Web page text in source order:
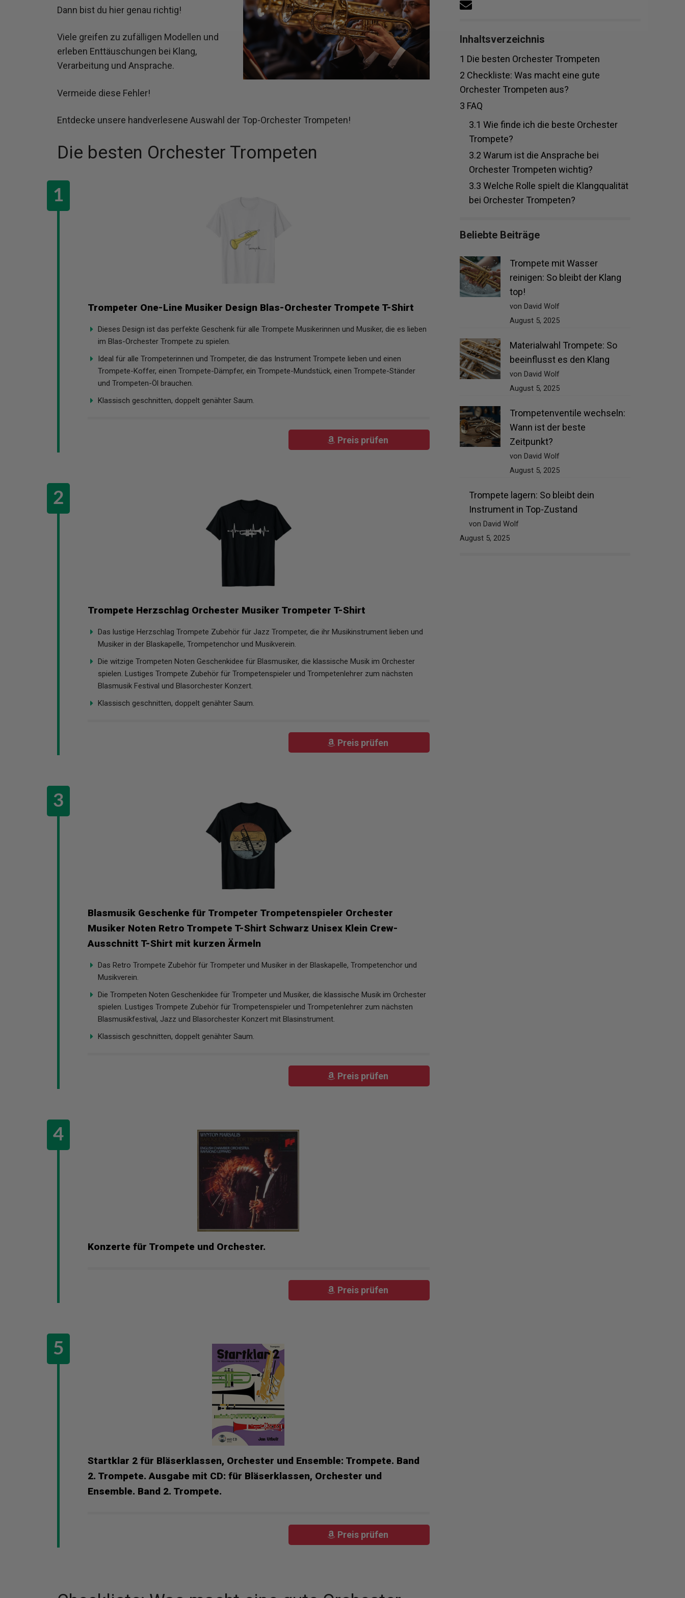
Dann bist du hier genau richtig!
Viele greifen zu zufälligen Modellen und
erleben Enttäuschungen bei Klang,
Verarbeitung und Ansprache.
Vermeide diese Fehler!
Entdecke unsere handverlesene Auswahl der Top-Orchester Trompeten!
Die besten Orchester Trompeten
Trompeter One-Line Musiker Design Blas-Orchester Trompete T-Shirt
Dieses Design ist das perfekte Geschenk für alle Trompete Musikerinnen und Musiker, die es lieben
im Blas-Orchester Trompete zu spielen.
Ideal für alle Trompeterinnen und Trompeter, die das Instrument Trompete lieben und einen
Trompete-Koffer, einen Trompete-Dämpfer, ein Trompete-Mundstück, einen Trompete-Ständer
und Trompeten-Öl brauchen.
Klassisch geschnitten, doppelt genähter Saum.
Preis prüfen
Trompete Herzschlag Orchester Musiker Trompeter T-Shirt
Das lustige Herzschlag Trompete Zubehör für Jazz Trompeter, die ihr Musikinstrument lieben und
Musiker in der Blaskapelle, Trompetenchor und Musikverein.
Die witzige Trompeten Noten Geschenkidee für Blasmusiker, die klassische Musik im Orchester
spielen. Lustiges Trompete Zubehör für Trompetenspieler und Trompetenlehrer zum nächsten
Blasmusik Festival und Blasorchester Konzert.
Klassisch geschnitten, doppelt genähter Saum.
Preis prüfen
Blasmusik Geschenke für Trompeter Trompetenspieler Orchester
Musiker Noten Retro Trompete T-Shirt Schwarz Unisex Klein Crew-
Ausschnitt T-Shirt mit kurzen Ärmeln
Das Retro Trompete Zubehör für Trompeter und Musiker in der Blaskapelle, Trompetenchor und
Musikverein.
Die Trompeten Noten Geschenkidee für Trompeter und Musiker, die klassische Musik im Orchester
spielen. Lustiges Trompete Zubehör für Trompetenspieler und Trompetenlehrer zum nächsten
Blasmusikfestival, Jazz und Blasorchester Konzert mit Blasinstrument.
Klassisch geschnitten, doppelt genähter Saum.
Preis prüfen
Konzerte für Trompete und Orchester.
Preis prüfen
Startklar 2 für Bläserklassen, Orchester und Ensemble: Trompete. Band
2. Trompete. Ausgabe mit CD: für Bläserklassen, Orchester und
Ensemble. Band 2. Trompete.
Preis prüfen
Inhaltsverzeichnis
1 Die besten Orchester Trompeten
2 Checkliste: Was macht eine gute
Orchester Trompeten aus?
3 FAQ
3.1 Wie finde ich die beste Orchester
Trompete?
3.2 Warum ist die Ansprache bei
Orchester Trompeten wichtig?
3.3 Welche Rolle spielt die Klangqualität
bei Orchester Trompeten?
Beliebte Beiträge
Trompete mit Wasser
reinigen: So bleibt der Klang
top!
von David Wolf
August 5, 2025
Materialwahl Trompete: So
beeinflusst es den Klang
von David Wolf
August 5, 2025
Trompetenventile wechseln:
Wann ist der beste
Zeitpunkt?
von David Wolf
August 5, 2025
Trompete lagern: So bleibt dein
Instrument in Top-Zustand
von David Wolf
August 5, 2025